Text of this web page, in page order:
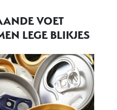
VOET
LEGE BLIKJES